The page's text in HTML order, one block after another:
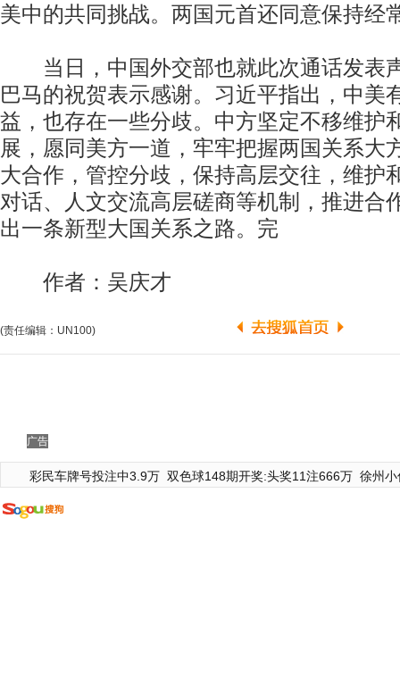
美中的共同挑战。两国元首还同意保持经
当日，中国外交部也就此次通话发表
巴马的祝贺表示感谢。习近平指出，中美
益，也存在一些分歧。中方坚定不移维护
展，愿同美方一道，牢牢把握两国关系大
大合作，管控分歧，保持高层交往，维护
对话、人文交流高层磋商等机制，推进合
出一条新型大国关系之路。完
作者：吴庆才
(责任编辑：UN100)
广告
彩民车牌号投注中3.9万 双色球148期开奖:头奖11注666万 徐州